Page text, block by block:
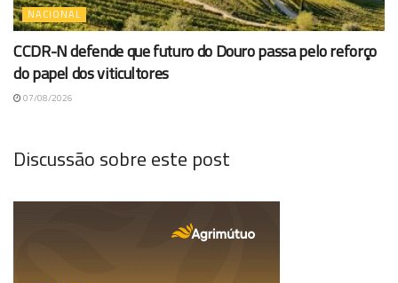
NACIONAL
CCDR-N defende que futuro do Douro passa pelo reforço
do papel dos viticultores
07/08/2026
Discussão sobre este post